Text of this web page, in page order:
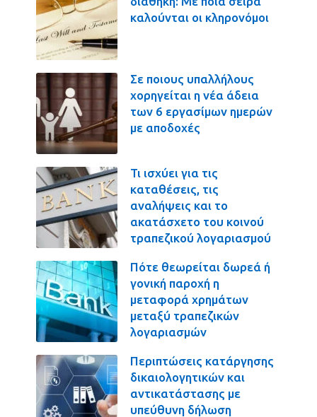
καλούνται οι κληρονόμοι
Σε ποιους υπαλλήλους
χορηγείται η νέα άδεια
των 6 εργασίμων ημερών
με αποδοχές
Τι ισχύει για τις
καταθέσεις, τις
αναλήψεις και το
ακατάσχετο του κοινού
τραπεζικού λογαριασμού
Πότε θεωρείται δωρεά ή
γονική παροχή η
μεταφορά χρημάτων
μεταξύ τραπεζικών
λογαριασμών
Περιπτώσεις κατάργησης
δικαιολογητικών και
αντικατάστασης με
υπεύθυνη δήλωση